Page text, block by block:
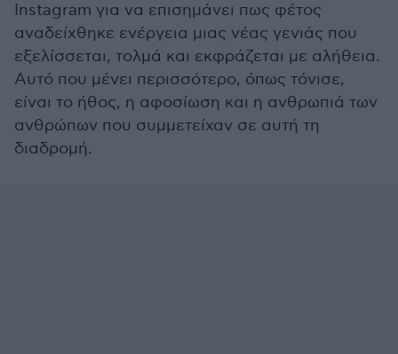
Instagram για να επισημάνει πως φέτος
αναδείχθηκε ενέργεια μιας νέας γενιάς που
εξελίσσεται, τολμά και εκφράζεται με αλήθεια.
Αυτό που μένει περισσότερο, όπως τόνισε,
είναι το ήθος, η αφοσίωση και η ανθρωπιά των
ανθρώπων που συμμετείχαν σε αυτή τη
διαδρομή.